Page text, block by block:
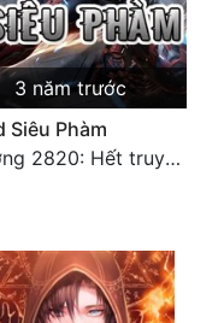
3 năm trước
Siêu Phàm
Chương 2820: Hết truyện (3)